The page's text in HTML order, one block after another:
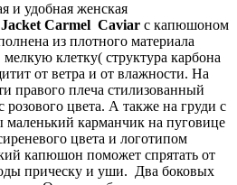
и удобная женская
Carmel Caviar с капюшоном
из плотного материала
мелкую клетку( структура карбона
от ветра и от влажности. На
правого плеча стилизованный
розового цвета. А также на груди с
маленький карманчик на пуговице
цвета и логотипом
капюшон поможет спрятать от
прическу и уши. Два боковых